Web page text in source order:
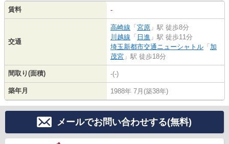
賃料 -
交通
高崎線 「 宮原 」駅 徒歩8分
川越線 「 日進 」駅 徒歩11分
埼玉新都市交通ニューシャトル 「 加
茂宮 」駅 徒歩18分
間取り(面積) -(-)
築年月 1988年 7月(築38年)
メールでお問い合わせする(無料)